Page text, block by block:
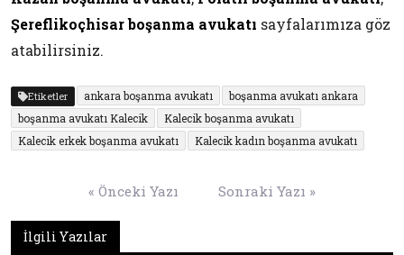
Şereflikoçhisar boşanma avukatı sayfalarımıza göz
atabilirsiniz.
Etiketler ankara boşanma avukatı
boşanma avukatı ankara
boşanma avukatı Kalecik
Kalecik boşanma avukatı
Kalecik erkek boşanma avukatı
Kalecik kadın boşanma avukatı
« Önceki Yazı Sonraki Yazı »
İlgili Yazılar